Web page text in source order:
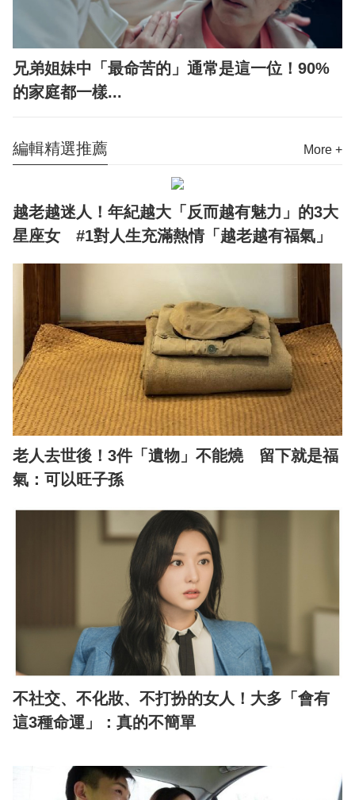
兄弟姐妹中「最命苦的」通常是這一位！90%
的家庭都一樣...
編輯精選推薦 More +
越老越迷人！年紀越大「反而越有魅力」的3大
星座女 #1對人生充滿熱情「越老越有福氣」
老人去世後！3件「遺物」不能燒 留下就是福
氣：可以旺子孫
不社交、不化妝、不打扮的女人！大多「會有
這3種命運」：真的不簡單